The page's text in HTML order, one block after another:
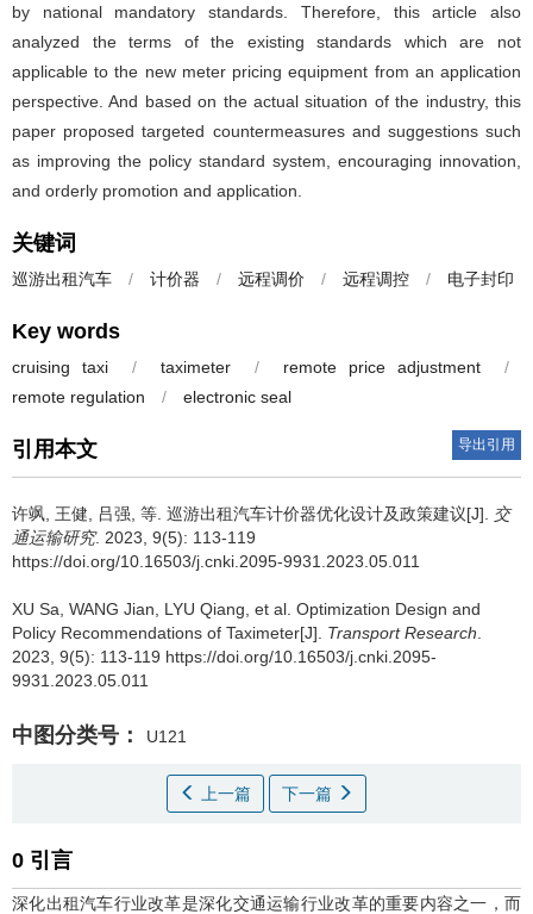
by national mandatory standards. Therefore, this article also
analyzed the terms of the existing standards which are not
applicable to the new meter pricing equipment from an application
perspective. And based on the actual situation of the industry, this
paper proposed targeted countermeasures and suggestions such
as improving the policy standard system, encouraging innovation,
and orderly promotion and application.
关键词
巡游出租汽车 / 计价器 / 远程调价 / 远程调控 / 电子封印
Key words
cruising taxi / taximeter / remote price adjustment
/
remote regulation
/ electronic seal
引用本文 导出引用
许飒 王健 吕强 等 巡游出租汽车计价器优化设计及政策建议[J]. 交
通运输研究. 2023, 9(5): 113-119
https://doi.org/10.16503/j.cnki.2095-9931.2023.05.011
XU Sa WANG Jian LYU Qiang et al Optimization Design and
Policy Recommendations of Taximeter[J]. Transport Research
2023, 9(5): 113-119 https://doi.org/10.16503/j.cnki.2095-
9931.2023.05.011
中图分类号： U121
上一篇 下一篇
0 引言
深化出租汽车行业改革是深化交通运输行业改革的重要内容之一，而